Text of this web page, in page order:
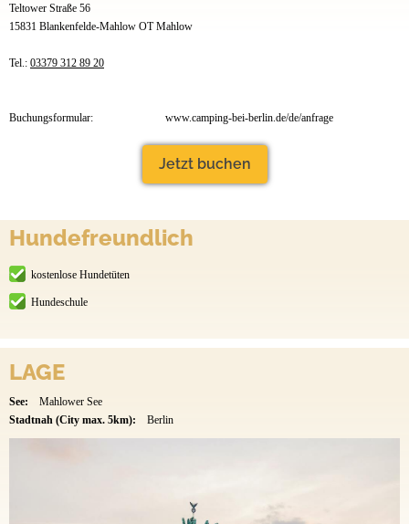
Teltower Straße 56
15831 Blankenfelde-Mahlow OT Mahlow
Tel.: 03379 312 89 20
Buchungsformular: www.camping-bei-berlin.de/de/anfrage
Jetzt buchen
Hundefreundlich
kostenlose Hundetüten
Hundeschule
LAGE
See:
Mahlower See
Stadtnah (City max. 5km):
Berlin